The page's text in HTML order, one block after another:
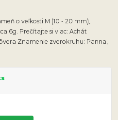
o veľkosti M (10 - 20 mm),
6g. Prečítajte si viac: Achát
Znamenie zverokruhu: Panna,